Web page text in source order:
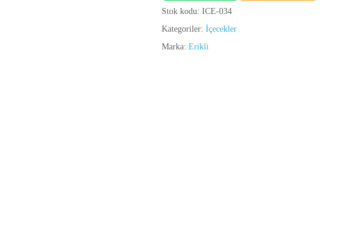
Stok kodu: ICE-034
Kategoriler: İçecekler
Marka: Erikli